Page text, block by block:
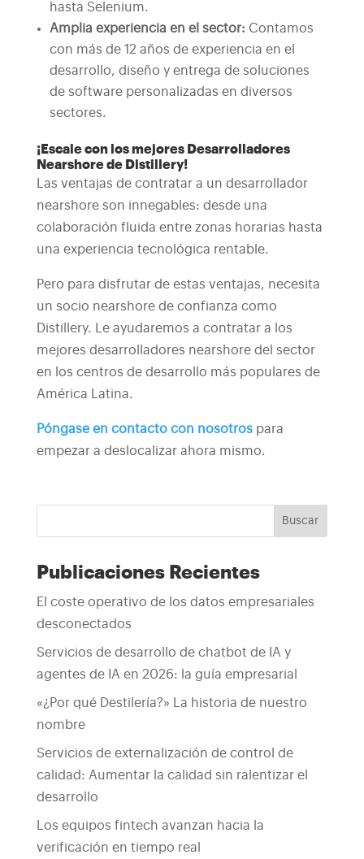
hasta Selenium.
Amplia experiencia en el sector: Contamos
con más de 12 años de experiencia en el
desarrollo, diseño y entrega de soluciones
de software personalizadas en diversos
sectores.
¡Escale con los mejores Desarrolladores
Nearshore de Distillery!
Las ventajas de contratar a un desarrollador
nearshore son innegables: desde una
colaboración fluida entre zonas horarias hasta
una experiencia tecnológica rentable.
Pero para disfrutar de estas ventajas, necesita
un socio nearshore de confianza como
Distillery. Le ayudaremos a contratar a los
mejores desarrolladores nearshore del sector
en los centros de desarrollo más populares de
América Latina.
Póngase en contacto con nosotros para
empezar a deslocalizar ahora mismo.
Buscar
Publicaciones Recientes
El coste operativo de los datos empresariales
desconectados
Servicios de desarrollo de chatbot de IA y
agentes de IA en 2026: la guía empresarial
«¿Por qué Destilería?» La historia de nuestro
nombre
Servicios de externalización de control de
calidad: Aumentar la calidad sin ralentizar el
desarrollo
Los equipos fintech avanzan hacia la
verificación en tiempo real